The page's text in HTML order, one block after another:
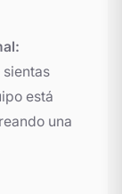
sientas
está
una